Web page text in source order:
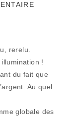
rerelu.
!
du fait que
Au quel
globale des